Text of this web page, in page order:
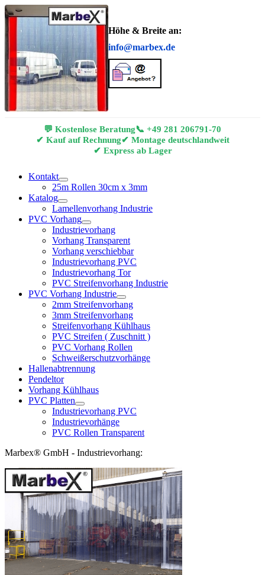
Höhe & Breite an:
info@marbex.de
💬 Kostenlose Beratung📞 +49 281 206791-70
✔ Kauf auf Rechnung✔ Montage deutschlandweit
✔ Express ab Lager
Kontakt
25m Rollen 30cm x 3mm
Katalog
Lamellenvorhang Industrie
PVC Vorhang
Industrievorhang
Vorhang Transparent
Vorhang verschiebbar
Industrievorhang PVC
Industrievorhang Tor
PVC Streifenvorhang Industrie
PVC Vorhang Industrie
2mm Streifenvorhang
3mm Streifenvorhang
Streifenvorhang Kühlhaus
PVC Streifen ( Zuschnitt )
PVC Vorhang Rollen
Schweißerschutzvorhänge
Hallenabtrennung
Pendeltor
Vorhang Kühlhaus
PVC Platten
Industrievorhang PVC
Industrievorhänge
PVC Rollen Transparent
Marbex® GmbH - Industrievorhang: